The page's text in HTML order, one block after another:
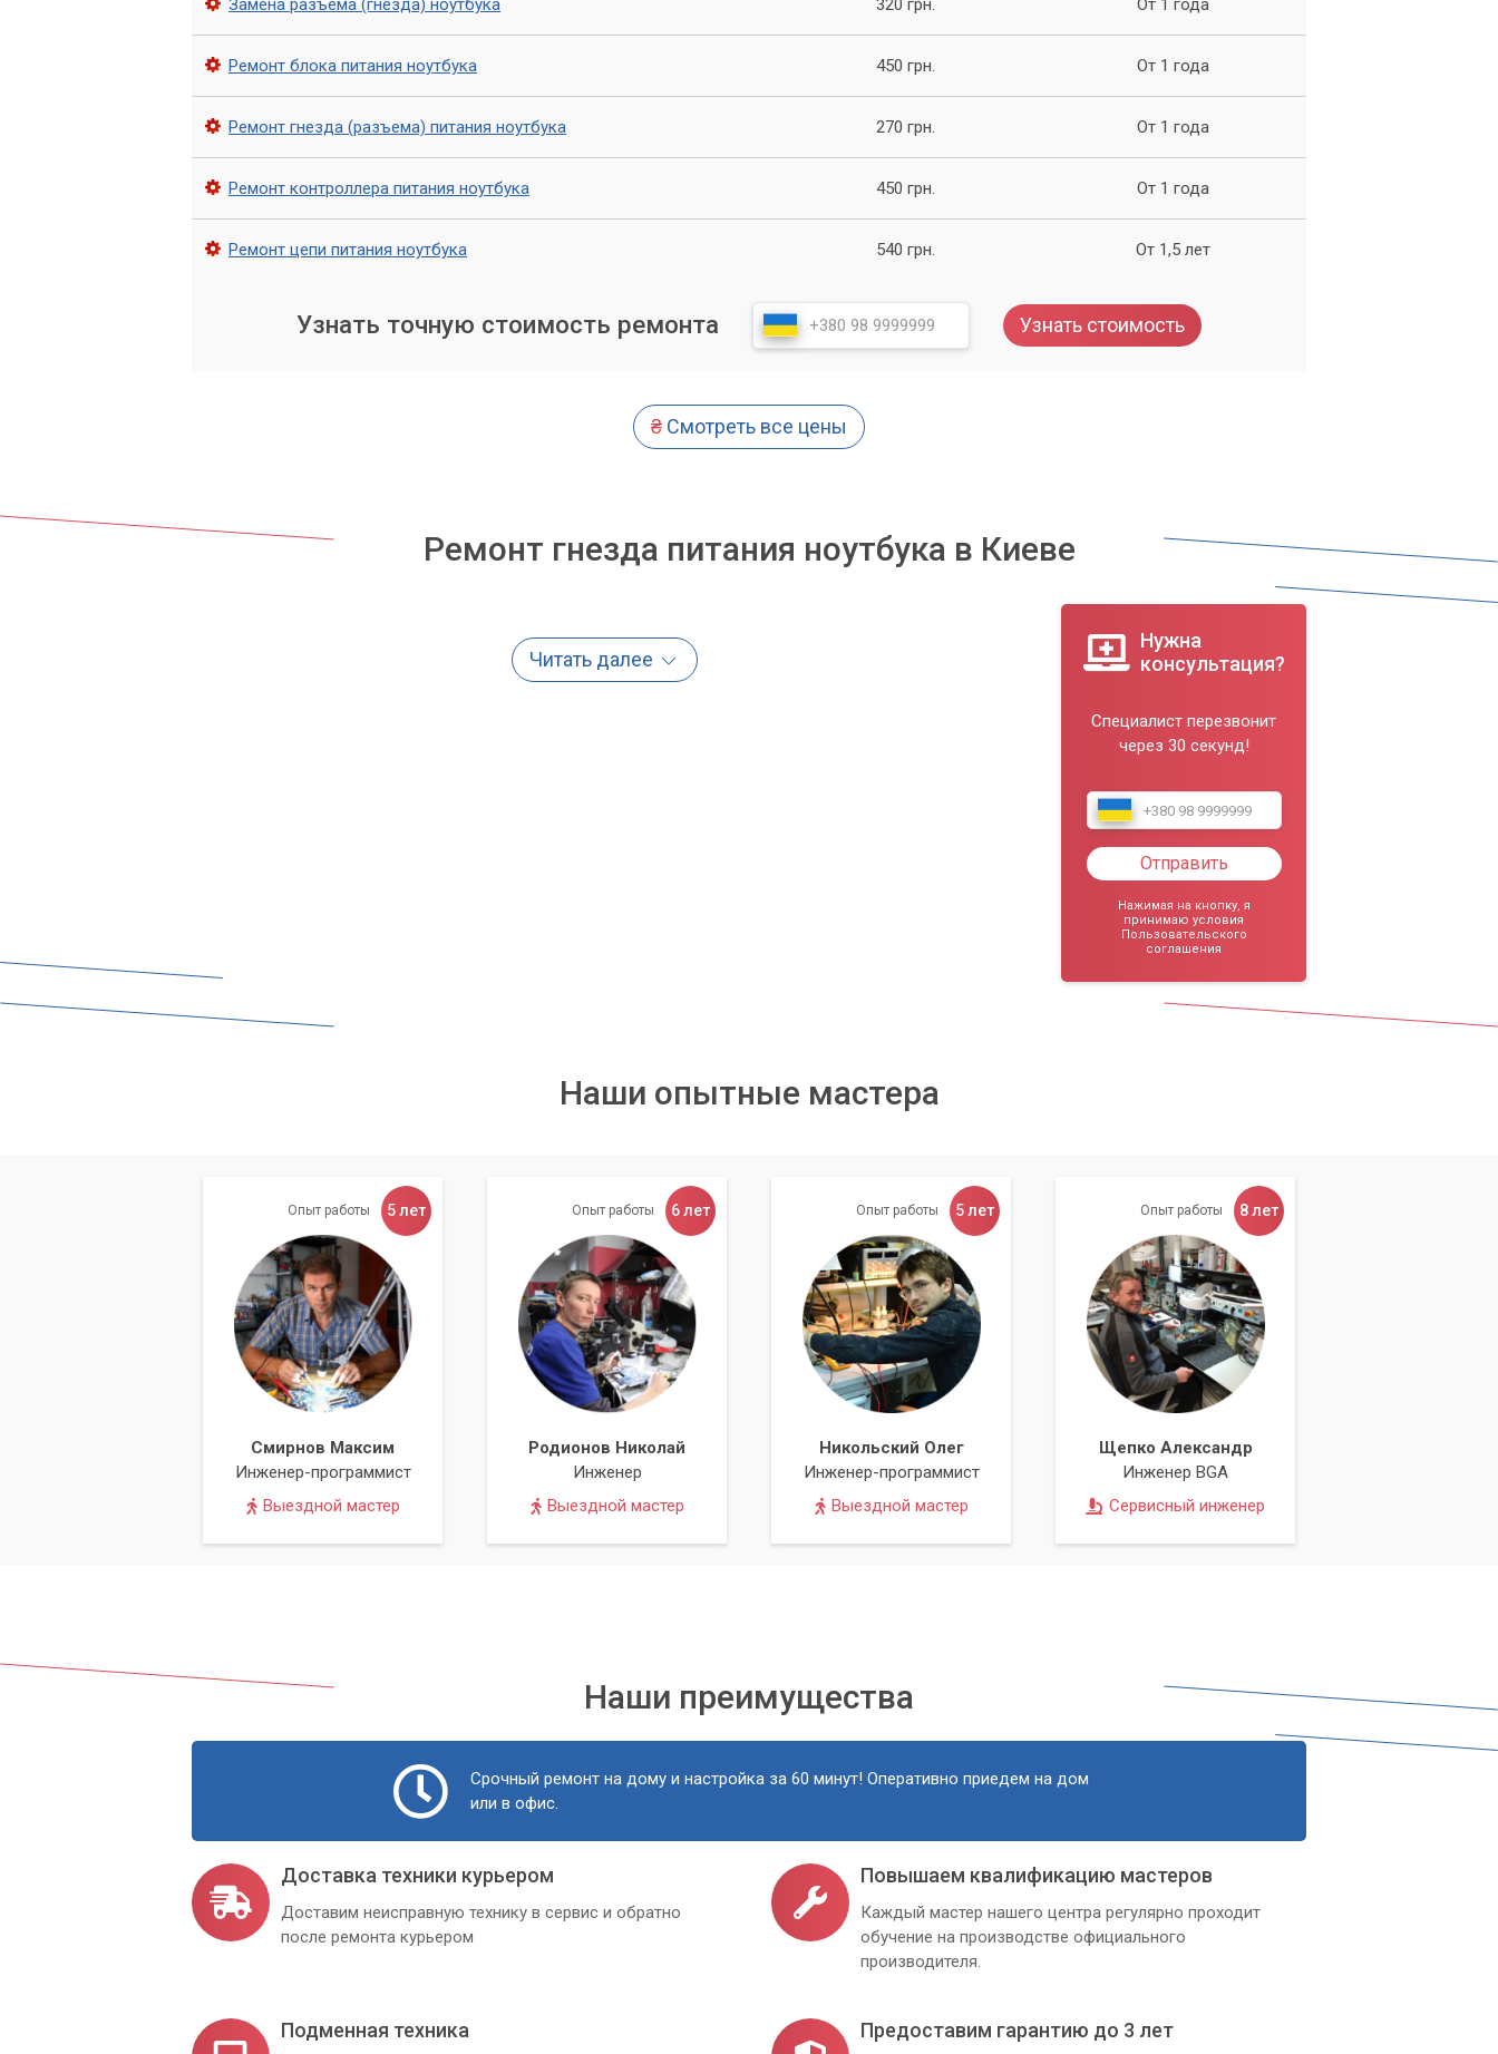
Ремонт блока питания ноутбука 450 грн. От 1 года
Ремонт гнезда (разъема) питания ноутбука 270 грн. От 1 года
Ремонт контроллера питания ноутбука 450 грн. От 1 года
Ремонт цепи питания ноутбука 540 грн. От 1,5 лет
Узнать точную стоимость ремонта Узнать стоимость
₴ Смотреть все цены
Ремонт гнезда питания ноутбука в Киеве
Читать далее
Нужна
консультация?
Специалист перезвонит
через 30 секунд!
Отправить
Нажимая на кнопку, я
принимаю условия
Пользовательского
соглашения
Наши опытные мастера
Опыт работы 5 лет
Смирнов Максим
Инженер-программист
Выездной мастер
Опыт работы 6 лет
Родионов Николай
Инженер
Выездной мастер
Опыт работы 5 лет
Никольский Олег
Инженер-программист
Выездной мастер
Опыт работы 8 лет
Щепко Александр
Инженер BGA
Сервисный инженер
Наши преимущества
Срочный ремонт на дому и настройка за 60 минут! Оперативно приедем на дом
или в офис.
Доставка техники курьером
Доставим неисправную технику в сервис и обратно
после ремонта курьером
Повышаем квалификацию мастеров
Каждый мастер нашего центра регулярно проходит
обучение на производстве официального
производителя.
Подменная техника Предоставим гарантию до 3 лет